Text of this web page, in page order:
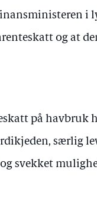
i
og at
på havbruk
særlig
svekket